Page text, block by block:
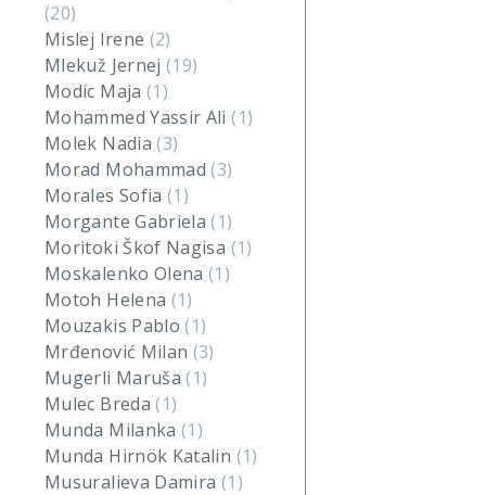
(20)
Mislej Irene (2)
Mlekuž Jernej(19)
Modic Maja (1)
Mohammed Yassir Ali(1)
Molek Nadia(3)
Morad Mohammad(3)
Morales Sofia(1)
Morgante Gabriela(1)
Moritoki Škof Nagisa (1)
Moskalenko Olena(1)
Motoh Helena (1)
Mouzakis Pablo(1)
Mrđenović Milan (3)
Mugerli Maruša(1)
Mulec Breda(1)
Munda Milanka(1)
Munda Hirnök Katalin (1)
Musuralieva Damira (1)